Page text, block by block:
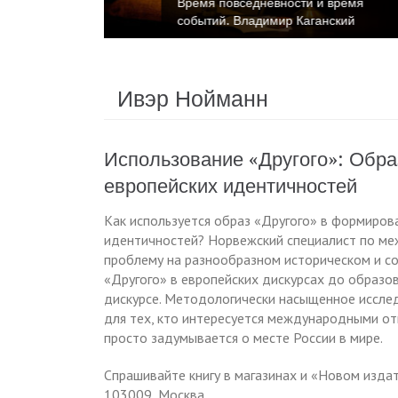
событий. Катриона Келли
Ивэр Нойманн
Использование «Другого»:
европейских идентичностей
Как используется образ «Другого» в
идентичностей? Норвежский специалист по
проблему на разнообразном историческом и
«Другого» в европейских дискурсах до
дискурсе. Методологически насыщенное
для тех, кто интересуется международными
просто задумывается о месте России в мире.
Спрашивайте книгу в магазинах и «Новом
103009, Москва